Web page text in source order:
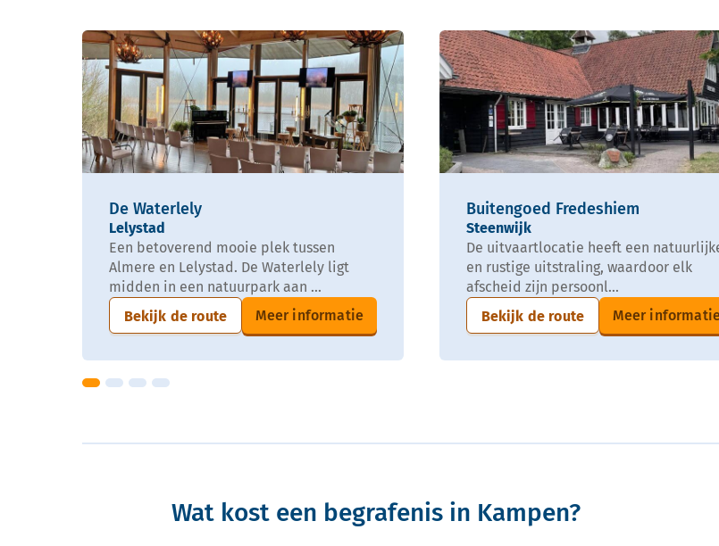
De Waterlely
Lelystad
Een betoverend mooie plek tussen
Almere en Lelystad. De Waterlely ligt
midden in een natuurpark aan ...
Bekijk de route
Meer informatie
Buitengoed Fredeshiem
Steenwijk
De uitvaartlocatie heeft een
en rustige uitstraling, waardoor elk
afscheid zijn persoonl...
Bekijk de route
Meer
Wat kost een begrafenis in Kampen?